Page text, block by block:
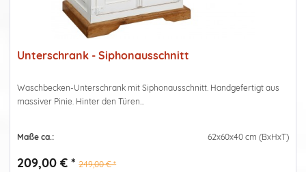
Unterschrank - Siphonausschnitt
Waschbecken-Unterschrank mit Siphonausschnitt. Handgefertigt aus
massiver Pinie. Hinter den Türen...
Maße ca.: 62x60x40 cm (BxHxT)
209,00 € * 249,00 € *